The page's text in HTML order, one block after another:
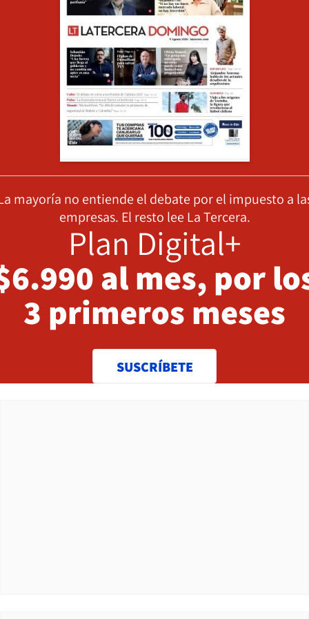
mayoría no entiende el debate por el impuesto a
empresas. El resto lee La Tercera.
Plan Digital+
al mes, por
3 primeros meses
SUSCRÍBETE